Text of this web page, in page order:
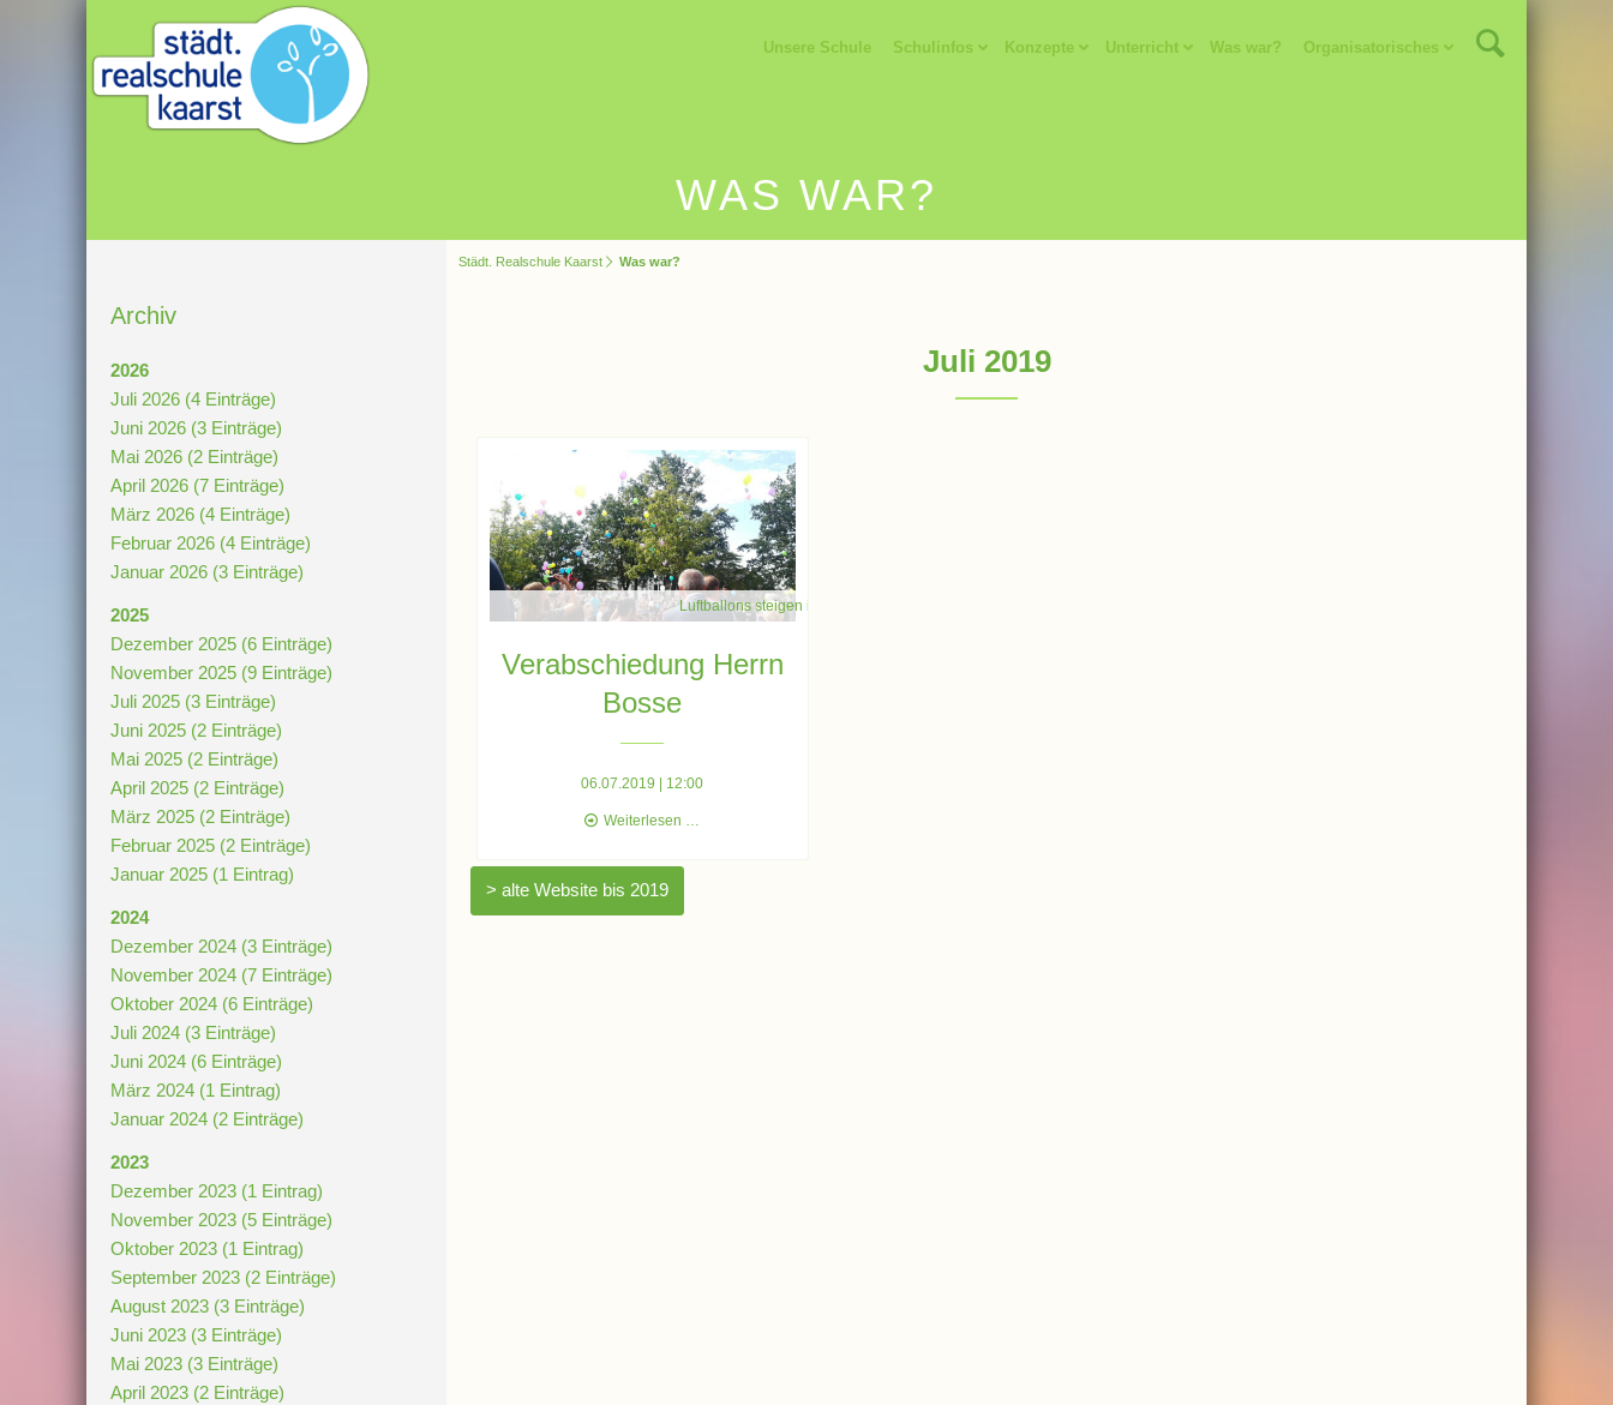
Unsere Schule Schulinfos Konzepte Unterricht Was war? Organisatorisches
WAS WAR?
Städt. Realschule Kaarst Was war?
Juli 2019
Luftballons steigen in den Himmel
Verabschiedung Herrn
Bosse
06.07.2019 | 12:00
Weiterlesen …
> alte Website bis 2019
Archiv
2026
Juli 2026 (4 Einträge)
Juni 2026 (3 Einträge)
Mai 2026 (2 Einträge)
April 2026 (7 Einträge)
März 2026 (4 Einträge)
Februar 2026 (4 Einträge)
Januar 2026 (3 Einträge)
2025
Dezember 2025 (6 Einträge)
November 2025 (9 Einträge)
Juli 2025 (3 Einträge)
Juni 2025 (2 Einträge)
Mai 2025 (2 Einträge)
April 2025 (2 Einträge)
März 2025 (2 Einträge)
Februar 2025 (2 Einträge)
Januar 2025 (1 Eintrag)
2024
Dezember 2024 (3 Einträge)
November 2024 (7 Einträge)
Oktober 2024 (6 Einträge)
Juli 2024 (3 Einträge)
Juni 2024 (6 Einträge)
März 2024 (1 Eintrag)
Januar 2024 (2 Einträge)
2023
Dezember 2023 (1 Eintrag)
November 2023 (5 Einträge)
Oktober 2023 (1 Eintrag)
September 2023 (2 Einträge)
August 2023 (3 Einträge)
Juni 2023 (3 Einträge)
Mai 2023 (3 Einträge)
April 2023 (2 Einträge)